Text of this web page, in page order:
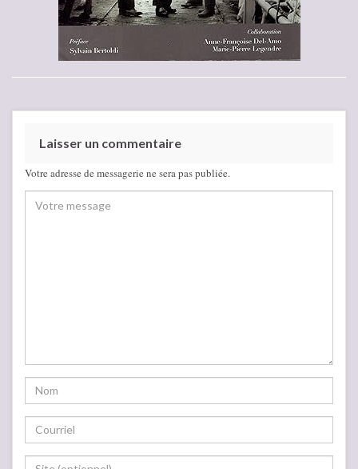
Laisser un commentaire
Votre adresse de messagerie ne sera pas publiée.